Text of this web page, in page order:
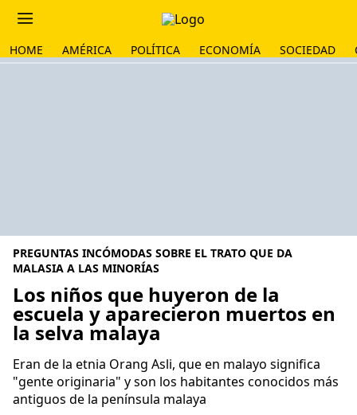
HOME AMÉRICA POLÍTICA ECONOMÍA SOCIEDAD
PREGUNTAS INCÓMODAS SOBRE EL TRATO QUE DA
MALASIA A LAS MINORÍAS
Los niños que huyeron de la
escuela y aparecieron muertos en
la selva malaya
Eran de la etnia Orang Asli, que en malayo significa
"gente originaria" y son los habitantes conocidos más
antiguos de la península malaya